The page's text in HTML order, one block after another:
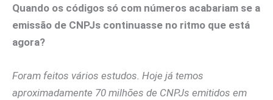
Quando os códigos só com números acabariam se a
emissão de CNPJs continuasse no ritmo que está
agora?
Foram feitos vários estudos. Hoje já temos
aproximadamente 70 milhões de CNPJs emitidos em